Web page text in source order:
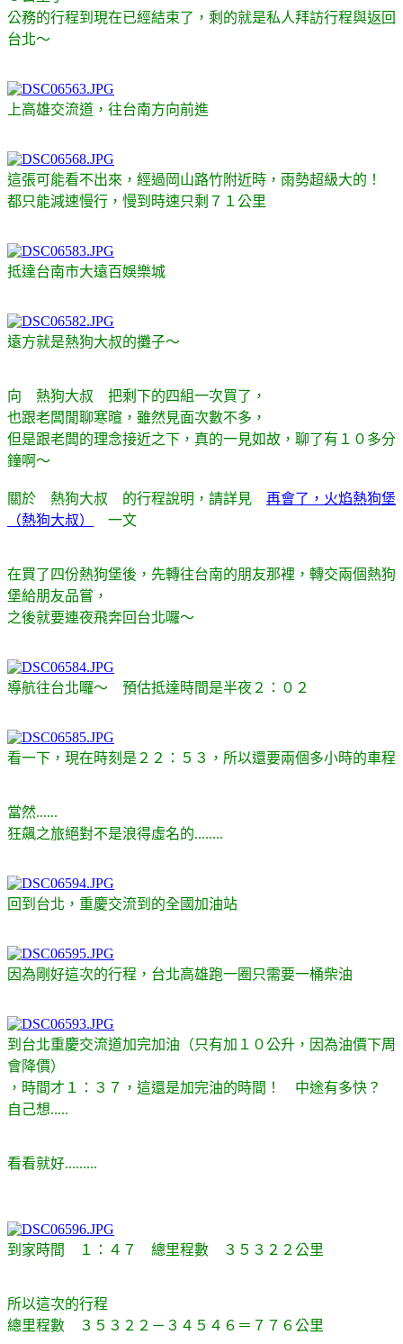
公務的行程到現在已經結束了，剩的就是私人拜訪行程與返回
台北～
上高雄交流道，往台南方向前進
這張可能看不出來，經過岡山路竹附近時，雨勢超級大的！
都只能減速慢行，慢到時速只剩７１公里
抵達台南市大遠百娛樂城
遠方就是熱狗大叔的攤子～
向 熱狗大叔 把剩下的四組一次買了，
也跟老闆閒聊寒暄，雖然見面次數不多，
但是跟老闆的理念接近之下，真的一見如故，聊了有１０多分
鐘啊～
關於 熱狗大叔 的行程說明，請詳見 再會了，火焰熱狗堡
（熱狗大叔）
一文
在買了四份熱狗堡後，先轉往台南的朋友那裡，轉交兩個熱狗
堡給朋友品嘗，
之後就要連夜飛奔回台北囉～
導航往台北囉～ 預估抵達時間是半夜２：０２
看一下，現在時刻是２２：５３，所以還要兩個多小時的車程
當然......
狂飆之旅絕對不是浪得虛名的........
回到台北，重慶交流到的全國加油站
因為剛好這次的行程，台北高雄跑一圈只需要一桶柴油
到台北重慶交流道加完加油（只有加１０公升，因為油價下周
會降價）
，時間才１：３７，這還是加完油的時間！ 中途有多快？
自己想.....
看看就好.........
到家時間 １：４７ 總里程數 ３５３２２公里
所以這次的行程
總里程數 ３５３２２－３４５４６＝７７６公里